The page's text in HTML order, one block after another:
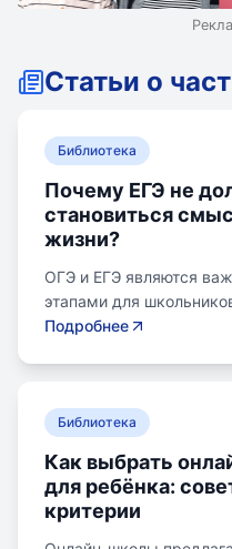
Статьи о
Библиотека
Почему ЕГЭ не
становиться
жизни?
ОГЭ и ЕГЭ являются
этапами для
готовящихся к переходу
старшего
помогает детям
личностные навыки,
самоопределения и
профессию. В
Подробнее
Библиотека
Как выбрать
для ребёнка:
критерии